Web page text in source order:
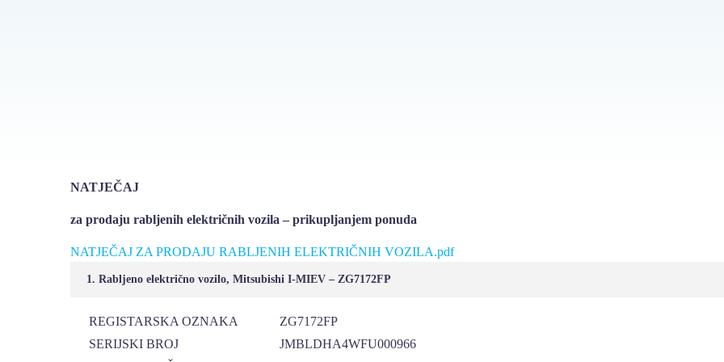
NATJEČAJ
za prodaju rabljenih električnih vozila – prikupljanjem ponuda
NATJEČAJ ZA PRODAJU RABLJENIH ELEKTRIČNIH VOZILA.pdf
1. Rabljeno električno vozilo, Mitsubishi I-MIEV – ZG7172FP
REGISTARSKA OZNAKA
ZG7172FP
SERIJSKI BROJ
JMBLDHA4WFU000966